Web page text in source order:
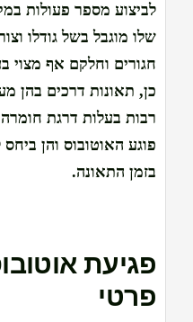
לביצוע מספר פעולות
שלו מוגבל בשל גודלו
חגורים וחלקם אף מצוי
כן, תאונות דרכים בהן
רבות בעלות דרגת חומרה
פוגע האוטובוס והן
בזמן התאונה.
פגיעת
פרטי